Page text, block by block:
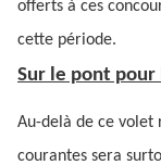
offerts à ces
cette période.
Sur le pont
Au-delà de ce
courantes sera